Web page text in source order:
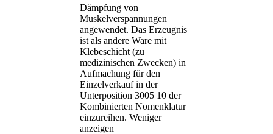
Dämpfung von
Muskelverspannungen
angewendet. Das Erzeugnis
ist als andere Ware mit
Klebeschicht (zu
medizinischen Zwecken) in
Aufmachung für den
Einzelverkauf in der
Unterposition 3005 10 der
Kombinierten Nomenklatur
einzureihen. Weniger
anzeigen